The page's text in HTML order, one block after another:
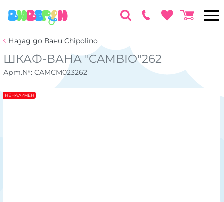
Назад до Вани Chipolino
ШКАФ-ВАНА "CAMBIO"262
Арт.№: CAMCM023262
НЕНАЛИЧЕН